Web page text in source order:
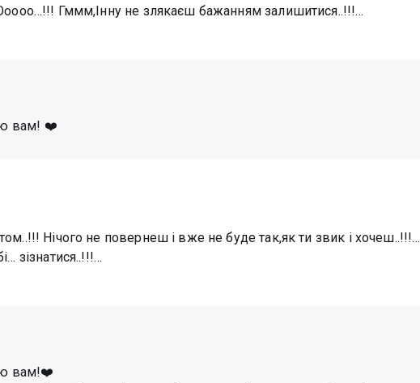
Ооооо…!!! Гммм,Інну не злякаєш бажанням залишитися..!!!…
вам! ❤️
Нічого не повернеш і вже не буде так,як ти звик і хочеш..!!!…
зізнатися..!!!…
вам!❤️